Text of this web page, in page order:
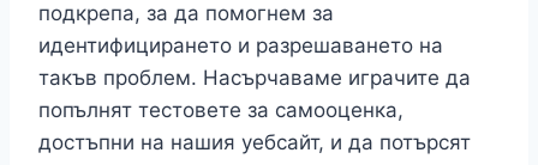
подкрепа, за да помогнем за
идентифицирането и разрешаването на
такъв проблем. Насърчаваме играчите да
попълнят тестовете за самооценка,
достъпни на нашия уебсайт, и да потърсят